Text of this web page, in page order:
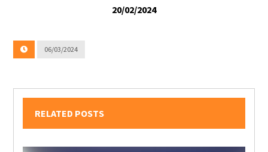
20/02/2024
06/03/2024
RELATED POSTS